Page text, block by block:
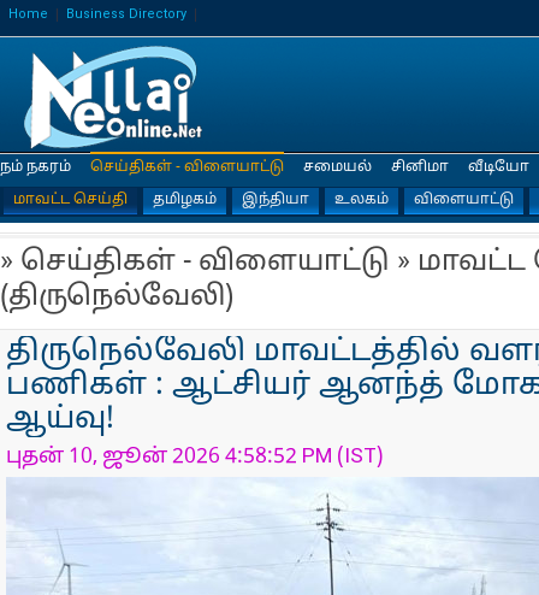
Home Business Directory
நம் நகரம்
செய்திகள் - விளையாட்டு
மாவட்ட செய்தி
தமிழகம் இந்தியா உலகம் விளையாட்டு
சமையல் சினிமா வீடியோ
» செய்திகள் - விளையாட்டு » மாவட்ட
(திருநெல்வேலி)
திருநெல்வேலி மாவட்டத்தில்
பணிகள் : ஆட்சியர் ஆனந்த்
ஆய்வு!
புதன் 10, ஜூன் 2026 4:58:52 PM (IST)